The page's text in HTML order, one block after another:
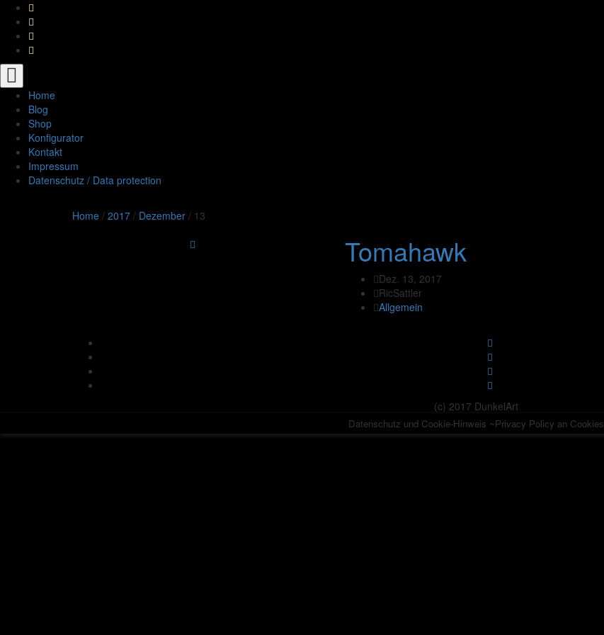
Toggle
navigation
Home
Blog
Shop
Konfigurator
Kontakt
Impressum
Datenschutz / Data protection
Home / 2017 / Dezember / 13
Tomahawk
Dez. 13, 2017
RicSattler
Allgemein
(c) 2017 DunkelArt
Datenschutz und Cookie-Hinweis ~Privacy Policy an Cookies